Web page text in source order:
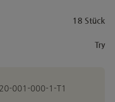
18 Stück
Try
001-000-1-T1